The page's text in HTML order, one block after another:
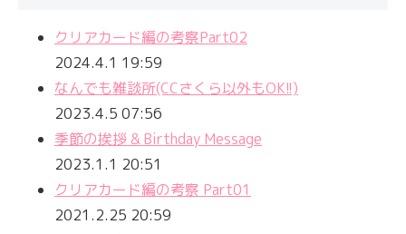
クリアカード編の考察Part02
2024.4.1 19:59
なんでも雑談所(CCさくら以外もOK!!)
2023.4.5 07:56
季節の挨拶 & Birthday Message
2023.1.1 20:51
クリアカード編の考察 Part01
2021.2.25 20:59